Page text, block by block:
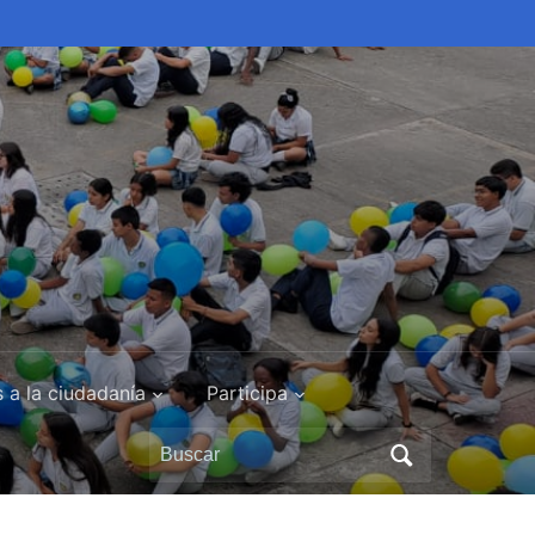
a la ciudadanía Participa
Buscar: